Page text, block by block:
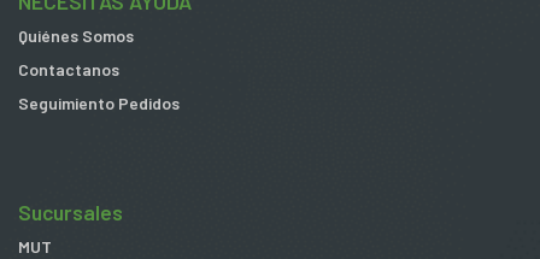
Quiénes Somos
Contactanos
Seguimiento Pedidos
Sucursales
MUT